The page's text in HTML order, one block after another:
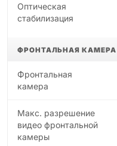
Оптическая
стабилизация
ФРОНТАЛЬНАЯ КАМЕРА
Фронтальная
камера
Макс. разрешение
видео фронтальной
камеры